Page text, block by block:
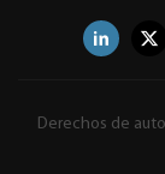
Derechos de